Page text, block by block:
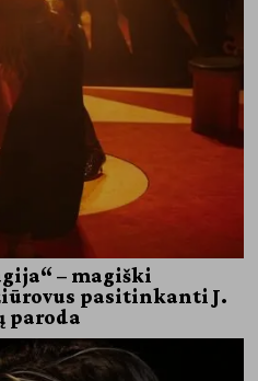
– magiški
pasitinkanti J.
paroda